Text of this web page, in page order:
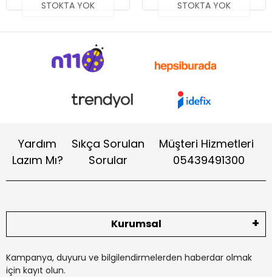
STOKTA YOK STOKTA YOK
Yardım
Lazım Mı?
Sıkça Sorulan
Sorular
Müşteri Hizmetleri
05439491300
Kurumsal
Kampanya, duyuru ve bilgilendirmelerden haberdar olmak
için kayıt olun.